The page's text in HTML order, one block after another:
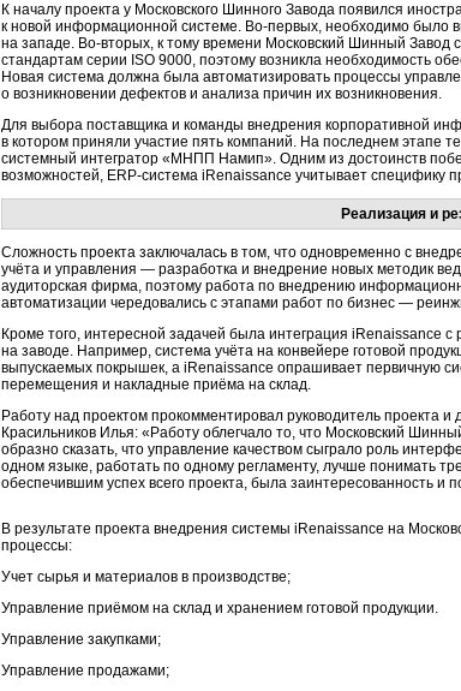
К началу проекта у Московского Шинного Завода появился
к новой информационной системе. Во-первых, необходимо было
на западе. Во-вторых, к тому времени Московский Шинный Завод
стандартам серии ISO 9000, поэтому возникла необходимость
Новая система должна была автоматизировать процессы
о возникновении дефектов и анализа причин их возникновения.
Для выбора поставщика и команды внедрения корпоративной
в котором приняли участие пять компаний. На последнем
системный интегратор «МНПП Намип». Одним из достоинств
возможностей, ERP-система iRenaissance учитывает специфику
Реализация и
Сложность проекта заключалась в том, что одновременно с
учёта и управления — разработка и внедрение новых методик
аудиторская фирма, поэтому работа по внедрению
автоматизации чередовались с этапами работ по бизнес —
Кроме того, интересной задачей была интеграция iRenaissance
на заводе. Например, система учёта на конвейере готовой
выпускаемых покрышек, а iRenaissance опрашивает первичную
перемещения и накладные приёма на склад.
Работу над проектом прокомментировал руководитель
Красильников Илья: «Работу облегчало то, что Московский
образно сказать, что управление качеством сыграло роль
одном языке, работать по одному регламенту, лучше понимать
обеспечившим успех всего проекта, была заинтересованность и
В результате проекта внедрения системы iRenaissance на
процессы:
Учет сырья и материалов в производстве;
Управление приёмом на склад и хранением готовой продукции.
Управление закупками;
Управление продажами;